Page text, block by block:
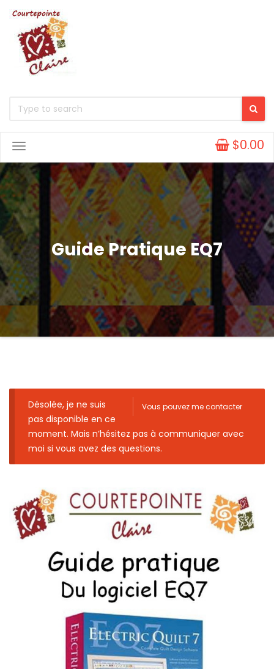
Toggle
Navigation
$0.00
Guide Pratique EQ7
Vous pouvez me contacter
Désolée, je ne suis
pas disponible en ce
moment. Mais n’hésitez pas à communiquer avec
moi si vous avez des questions.